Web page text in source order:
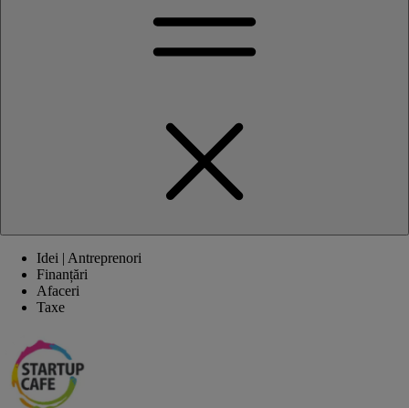
Idei | Antreprenori
Finanțări
Afaceri
Taxe